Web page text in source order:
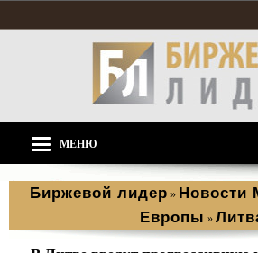
МЕНЮ
Биржевой лидер » Новости
Европы »